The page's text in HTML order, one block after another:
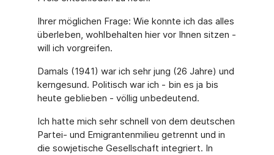
Ihrer möglichen Frage: Wie konnte ich das alles
überleben, wohlbehalten hier vor Ihnen sitzen -
will ich vorgreifen.
Damals (1941) war ich sehr jung (26 Jahre) und
kerngesund. Politisch war ich - bin es ja bis
heute geblieben - völlig unbedeutend.
Ich hatte mich sehr schnell von dem deutschen
Partei- und Emigrantenmilieu getrennt und in
die sowjetische Gesellschaft integriert. In